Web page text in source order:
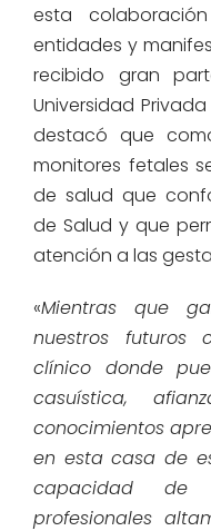
esta
entidades y
recibido gran
Universidad
destacó que
monitores fetales
de salud que
de Salud y que
atención a las
«Mientras que
nuestros futuros
clínico donde
casuística,
conocimientos
en esta casa de
capacidad de
profesionales